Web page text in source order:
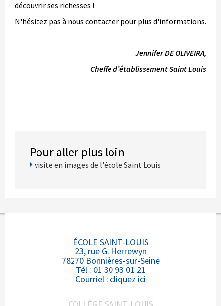
découvrir ses richesses !
N'hésitez pas à nous contacter pour plus d'informations.
Jennifer DE OLIVEIRA,
Cheffe d’établissement Saint Louis
Pour aller plus loin
visite en images de l'école Saint Louis
ÉCOLE SAINT-LOUIS
23, rue G. Herrewyn
78270 Bonnières-sur-Seine
Tél : 01 30 93 01 21
Courriel : cliquez ici